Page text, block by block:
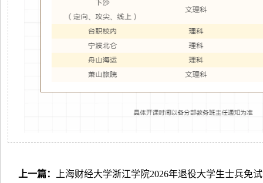
上一篇： 上海财经大学浙江学院2026年退役大学生士兵免